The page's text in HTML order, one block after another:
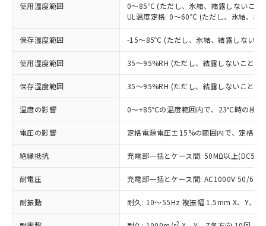
使用温度範囲
0～85℃ (ただし、氷結、結露しないこと)
UL温度定格: 0～60℃ (ただし、氷結、結
保存温度範囲 -15～85℃ (ただし、氷結、結露しないこ
使用湿度範囲 35～95%RH (ただし、結露しないこと)
保存湿度範囲 35～95%RH (ただし、結露しないこと)
温度の影響 0～+85℃の温度範囲内で、23℃時の検
電圧の影響 定格電源電圧±15%の範囲内で、定格電
絶縁抵抗 充電部一括とケース間: 50MΩ以上
耐電圧 充電部一括とケース間: AC1000V 50/
耐振動 耐久: 10～55Hz 複振幅 1.5mm X、Y、Z
2
ご利用条件
以下の条件をお読みいただき、同意のうえ
ご利用ください。
本サービスは、当社制御機器事業取扱
商品の当社在庫状況および標準価格
(税抜)を提供させていただくもので
当社制御機器事業取扱商品の中には、
本サービスの対象外となる商品もある
ことをご了承ください。
在庫状況および標準価格照会結果は、
記載している更新日時点での社内デー
タに基づき作成されるものであり、閲
覧された時点での実際の在庫および標
対応予定：EU RoHS指令（10物質）の非含
有に対応した製品に切り替える予定のある
商品です。
対応予定なし：EU RoHS指令（10物質）の
非含有に非対応の商品で、対応品を出す予
調査・確認中：EU RoHS指令（10物質）の
非含有の対応状況を調査中または確認中の
商品です。
非該当品：ライセンス料など無形物で、有
害物質有無と関係のない商品です。
いたものが、含有品と判明した場合などや
むを得ず変更することがあります。
*EU RoHS指令（10物質）：
鉛(Pb) 1000ppm以下、 水銀(Hg) 1000ppm以下、 カド
ミウム(Cd) 100ppm以下、
※1 中国RoHS○×表
「○」：最大均質材料含有率が中国RoHSの
基準値以下であることを示します。
「×」：最大均質材料含有率が中国RoHSの
基準値を超えていることを示します。
為替および外国貿易法に定める商品
（以下｢規制貨物等」という）を輸出
または国外への提供する場合は、日本
国政府の輸出許可(または役務取引許